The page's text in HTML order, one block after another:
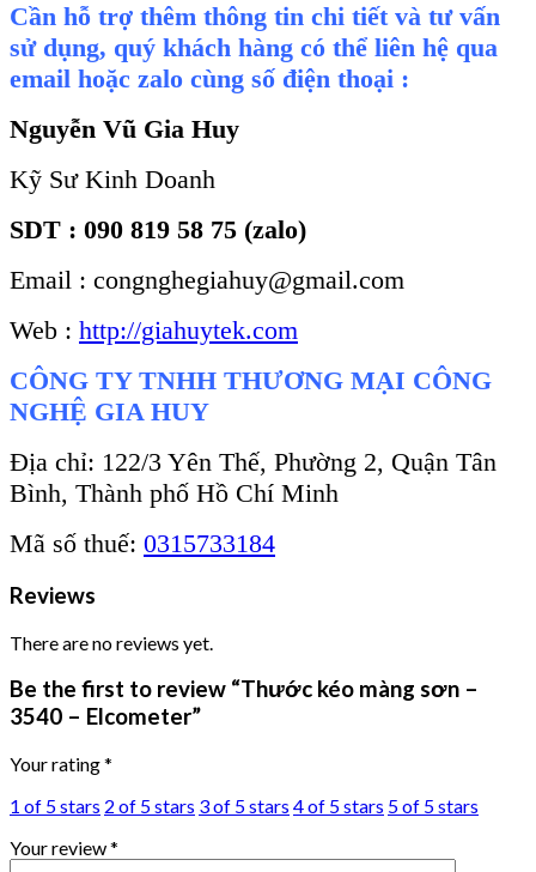
Cần hỗ trợ thêm thông tin chi tiết và tư vấn
sử dụng, quý khách hàng có thể liên hệ qua
email hoặc zalo cùng số điện thoại :
Nguyễn Vũ Gia Huy
Kỹ Sư Kinh Doanh
SDT : 090 819 58 75 (zalo)
Email : congnghegiahuy@gmail.com
Web : http://giahuytek.com
CÔNG TY TNHH THƯƠNG MẠI CÔNG
NGHỆ GIA HUY
Địa chỉ: 122/3 Yên Thế, Phường 2, Quận Tân
Bình, Thành phố Hồ Chí Minh
Mã số thuế: 0315733184
Reviews
There are no reviews yet.
Be the first to review “Thước kéo màng sơn –
3540 – Elcometer”
Your rating*
1 of 5 stars 2 of 5 stars 3 of 5 stars 4 of 5 stars 5 of 5 stars
Your review*